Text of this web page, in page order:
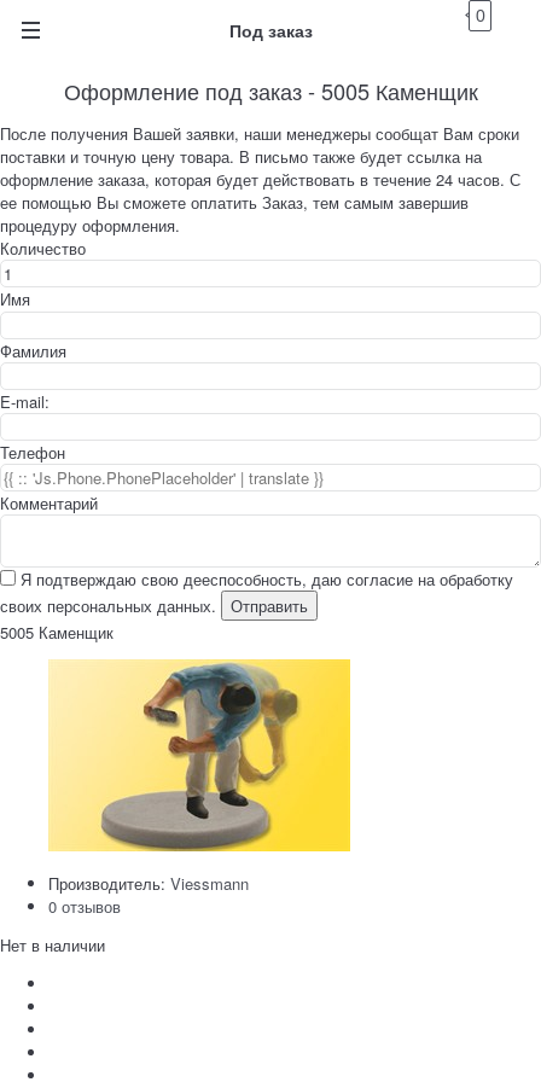
Под заказ
0
Оформление под заказ - 5005 Каменщик
После получения Вашей заявки, наши менеджеры сообщат Вам сроки
поставки и точную цену товара. В письмо также будет ссылка на
оформление заказа, которая будет действовать в течение 24 часов. С
ее помощью Вы сможете оплатить Заказ, тем самым завершив
процедуру оформления.
Количество
Имя
Фамилия
E-mail:
Телефон
Комментарий
Я подтверждаю свою дееспособность, даю согласие на обработку
своих персональных данных.
Отправить
5005 Каменщик
Производитель: Viessmann
0 отзывов
Нет в наличии